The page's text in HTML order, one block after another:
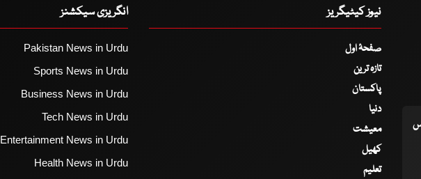
نیوز کیٹیگریز
صفحۂ اول
تازہ ترین
پاکستان
دنیا
معیشت
کھیل
تعلیم
انگریزی سیکشنز
Pakistan News in Urdu
Sports News in Urdu
Business News in Urdu
Tech News in Urdu
Entertainment News in Urdu
Health News in Urdu